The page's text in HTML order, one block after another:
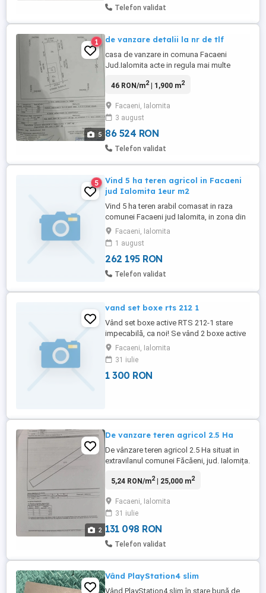
Telefon validat
5
1 de vanzare detalii la nr de tlf
casa de vanzare in comuna Facaeni
Jud.Ialomita acte in regula mai multe
46 RON/m2| 1,900 m2
Facaeni, Ialomita
3 august
86 524 RON
Telefon validat
5
Vind 5 ha teren agricol in Facaeni
jud Ialomita 1eur m2
Vind 5 ha teren arabil comasat in raza
comunei Facaeni jud Ialomita, in zona din
apropiere trece canal irigatii din riul
Borcea. Exista titlu de proprietate, extras
de carte funciara. Pretul este de 1eur
metrul patrat.
Facaeni, Ialomita
1 august
262 195 RON
Telefon validat
vand set boxe rts 212 1
Vând set boxe active RTS 212-1 stare
impecabilă, ca noi! Se vând 2 boxe active
RTS 212-1, cumpărate în 2026, aflate într-o
stare excelentă atât estetic, cât și tehnic.
Au fost folosite foarte puțin, sunt bine
întreținute și funcționează perfect. Se aud
Facaeni, Ialomita
31 iulie
1 300 RON
2
De vanzare teren agricol 2.5 Ha
De vânzare teren agricol 2.5 Ha situat in
extravilanul comunei Făcăeni, jud. Ialomița.
arendat. Preț 10.000 euro pe hectar.
nr. .
5,24 RON/m2| 25,000 m2
Facaeni, Ialomita
31 iulie
131 098 RON
Telefon validat
Vând PlayStation4 slim
Vând PlayStation4 slim în stare bună de